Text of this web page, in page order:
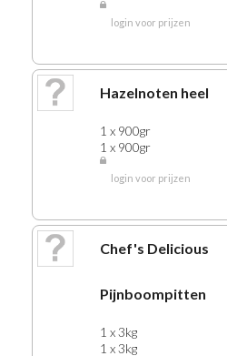
440 KROEPOEK
445 KRUIDEN
450 KRUIDENCON
STER KRUIDEN
455 KRUIDENEUR
465 ZOUT
470 SNOEP
475 LIMONADE
476 SIROPEN
login voor prijzen
Hazelnoten heel
1 x 900gr
1 x 900gr
login voor prijzen
Chef's Delicious
Pijnboompitten
1 x 3kg
1 x 3kg